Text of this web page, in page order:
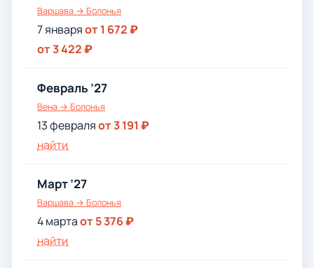
Варшава → Болонья
7 январяот 1 672 ₽
от 3 422 ₽
Февраль ’27
Вена → Болонья
13 февраляот 3 191 ₽
найти
Март ’27
Варшава → Болонья
4 мартаот 5 376 ₽
найти